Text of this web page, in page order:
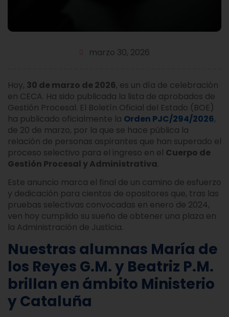
marzo 30, 2026
Hoy, 30 de marzo de 2026, es un día de celebración
en CECA. Ha sido publicada la lista de aprobados de
Gestión Procesal. El Boletín Oficial del Estado (BOE)
ha publicado oficialmente la Orden PJC/294/2026,
de 20 de marzo, por la que se hace pública la
relación de personas aspirantes que han superado el
proceso selectivo para el ingreso en el Cuerpo de
Gestión Procesal y Administrativa.
Este anuncio marca el final de un camino de esfuerzo
y dedicación para cientos de opositores que, tras las
pruebas selectivas convocadas en enero de 2024,
ven hoy cumplido su sueño de obtener una plaza en
la Administración de Justicia.
Nuestras alumnas María de
los Reyes G.M. y Beatriz P.M.
brillan en ámbito Ministerio
y Cataluña